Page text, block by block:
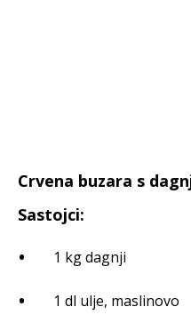
Crvena buzara s
Sastojci:
1 kg dagnji
1 dl ulje, maslinovo